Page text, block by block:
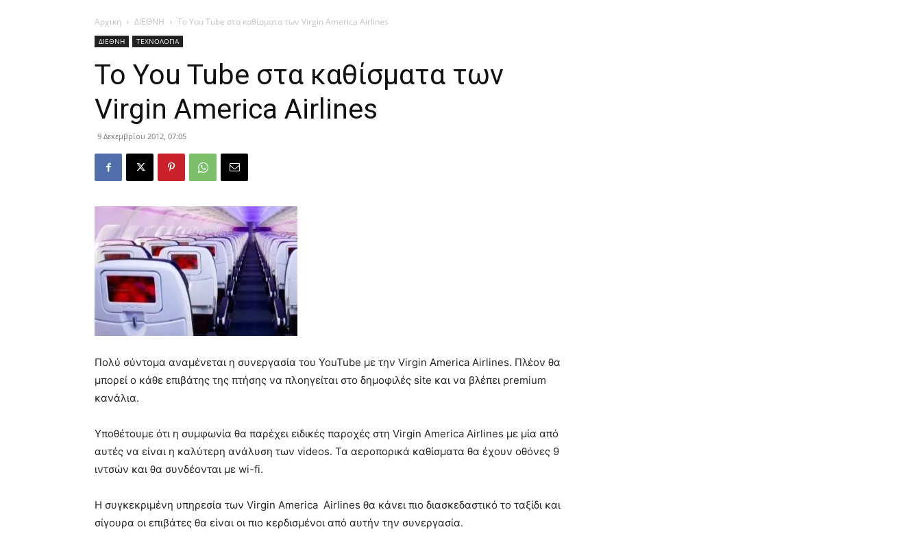
Αρχική ΔΙΕΘΝΗ Το You Tube στα καθίσματα των Virgin America Airlines
ΔΙΕΘΝΗ ΤΕΧΝΟΛΟΓΙΑ
Το You Tube στα καθίσματα των
Virgin America Airlines
9 Δεκεμβρίου 2012, 07:05
Πολύ σύντομα αναμένεται η συνεργασία του YouTube με την Virgin America Airlines. Πλέον θα
μπορεί ο κάθε επιβάτης της πτήσης να πλοηγείται στο δημοφιλές site και να βλέπει premium
κανάλια.
Υποθέτουμε ότι η συμφωνία θα παρέχει ειδικές παροχές στη Virgin America Airlines με μία από
αυτές να είναι η καλύτερη ανάλυση των videos. Τα αεροπορικά καθίσματα θα έχουν οθόνες 9
ιντσών και θα συνδέονται με wi-fi.
Η συγκεκριμένη υπηρεσία των Virgin America Airlines θα κάνει πιο διασκεδαστικό το ταξίδι και
σίγουρα οι επιβάτες θα είναι οι πιο κερδισμένοι από αυτήν την συνεργασία.